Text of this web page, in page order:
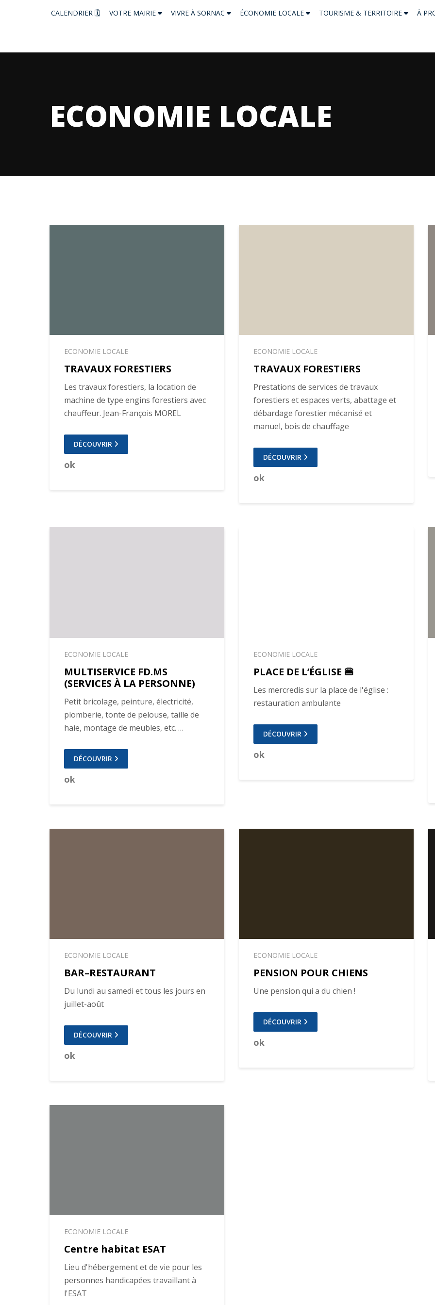
CALENDRIER 🗓 VOTRE MAIRIE VIVRE À SORNAC ÉCONOMIE LOCALE TOURISME & TERRITOIRE À
ECONOMIE LOCALE
ECONOMIE LOCALE
TRAVAUX FORESTIERS
Les travaux forestiers, la location de
machine de type engins forestiers avec
chauffeur. Jean-François MOREL
DÉCOUVRIR
ok
ECONOMIE LOCALE
TRAVAUX FORESTIERS
Prestations de services de travaux
forestiers et espaces verts, abattage et
débardage forestier mécanisé et
manuel, bois de chauffage
DÉCOUVRIR
ok
ECONOMIE LOCALE
MULTISERVICE FD.MS
(SERVICES À LA PERSONNE)
Petit bricolage, peinture, électricité,
plomberie, tonte de pelouse, taille de
haie, montage de meubles, etc. …
DÉCOUVRIR
ok
ECONOMIE LOCALE
PLACE DE L’ÉGLISE 🍔
Les mercredis sur la place de l'église :
restauration ambulante
DÉCOUVRIR
ok
ECONOMIE LOCALE
BAR–RESTAURANT
Du lundi au samedi et tous les jours en
juillet-août
DÉCOUVRIR
ok
ECONOMIE LOCALE
PENSION POUR CHIENS
Une pension qui a du chien !
DÉCOUVRIR
ok
ECONOMIE LOCALE
Centre habitat ESAT
Lieu d'hébergement et de vie pour les
personnes handicapées travaillant à
l'ESAT